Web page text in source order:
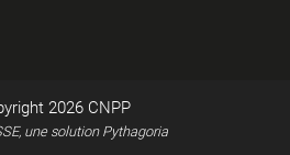
2026 CNPP
une solution Pythagoria